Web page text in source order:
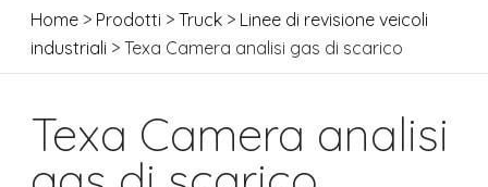
Home > Prodotti >Truck > Linee di revisione veicoli
industriali > Texa Camera analisi gas di scarico
Texa Camera analisi